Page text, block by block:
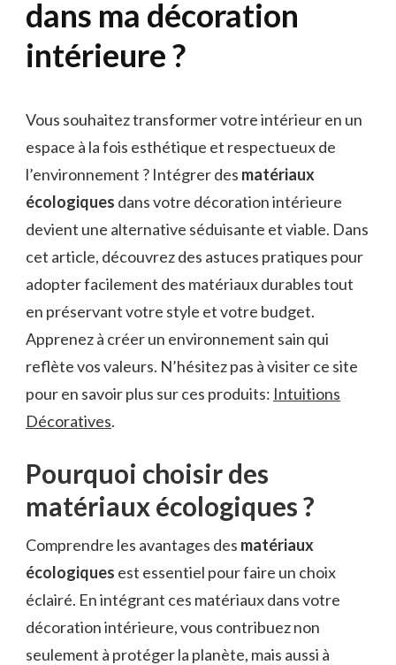
dans ma décoration
intérieure ?
Vous souhaitez transformer votre intérieur en un
espace à la fois esthétique et respectueux de
l’environnement ? Intégrer des matériaux
écologiques dans votre décoration intérieure
devient une alternative séduisante et viable. Dans
cet article, découvrez des astuces pratiques pour
adopter facilement des matériaux durables tout
en préservant votre style et votre budget.
Apprenez à créer un environnement sain qui
reflète vos valeurs. N’hésitez pas à visiter ce site
pour en savoir plus sur ces produits: Intuitions
Décoratives.
Pourquoi choisir des
matériaux écologiques ?
Comprendre les avantages des matériaux
écologiques est essentiel pour faire un choix
éclairé. En intégrant ces matériaux dans votre
décoration intérieure, vous contribuez non
seulement à protéger la planète, mais aussi à